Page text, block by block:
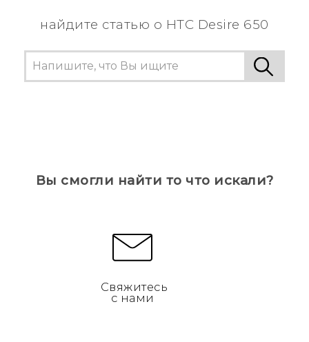
найдите статью о HTC Desire 650
Вы смогли найти то что искали?
Свяжитесь
с нами